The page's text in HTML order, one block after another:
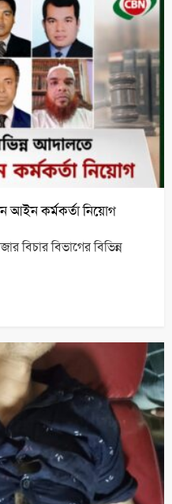
আইন কর্মকর্তা নিয়োগ
বিচার বিভাগের বিভিন্ন